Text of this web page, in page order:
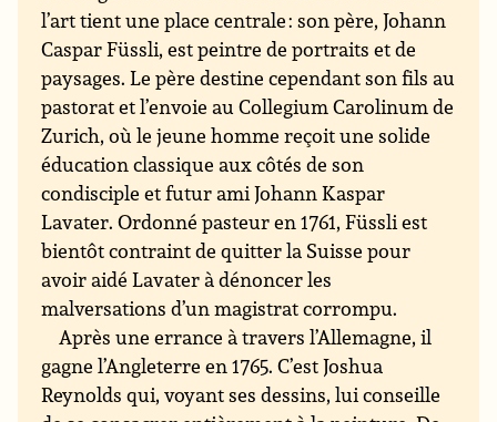
l’art tient une place centrale : son père, Johann
Caspar Füssli, est peintre de portraits et de
paysages. Le père destine cependant son fils au
pastorat et l’envoie au Collegium Carolinum de
Zurich, où le jeune homme reçoit une solide
éducation classique aux côtés de son
condisciple et futur ami Johann Kaspar
Lavater. Ordonné pasteur en 1761, Füssli est
bientôt contraint de quitter la Suisse pour
avoir aidé Lavater à dénoncer les
malversations d’un magistrat corrompu.
Après une errance à travers l’Allemagne, il
gagne l’Angleterre en 1765. C’est Joshua
Reynolds qui, voyant ses dessins, lui conseille